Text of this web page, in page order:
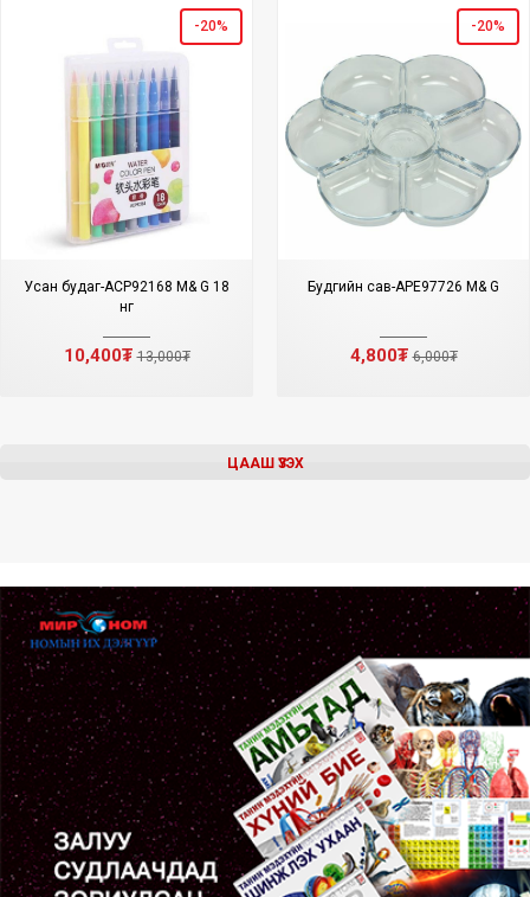
-20%
Усан будаг-ACP92168 M& G 18
өнгө
10,400₮13,000₮
-20%
Будгийн сав-APE97726 M& G
4,800₮6,000₮
ЦААШ ҮЗЭХ